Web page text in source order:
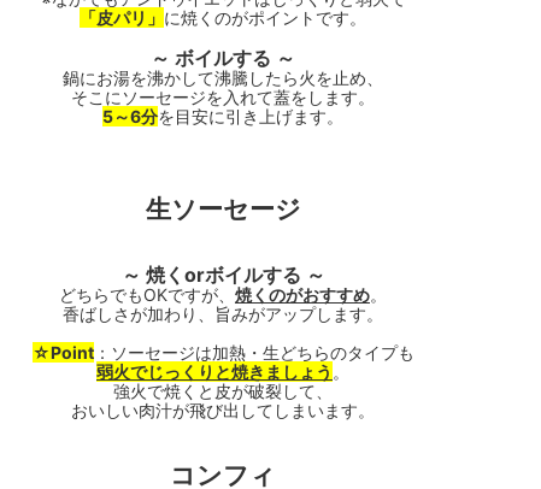
「皮パリ」 に焼くのがポイントです。
～ ボイルする ～
鍋にお湯を沸かして沸騰したら火を止め、
そこにソーセージを入れて蓋をします。
5～6分を目安に引き上げます。
生ソーセージ
～ 焼くorボイルする ～
どちらでもOKですが、 焼くのがおすすめ。
香ばしさが加わり、旨みがアップします。
☆Point：ソーセージは加熱・生どちらのタイプも
弱火でじっくりと焼きましょう 。
強火で焼くと皮が破裂して、
おいしい肉汁が飛び出してしまいます。
コンフィ